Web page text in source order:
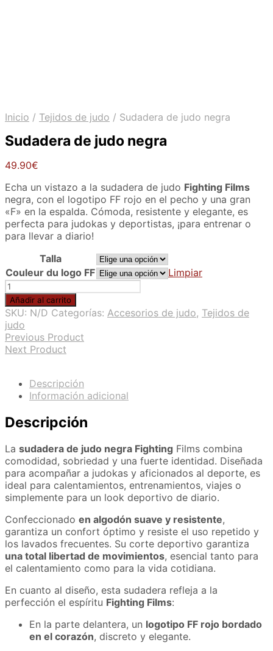
Inicio / Tejidos de judo / Sudadera de judo negra
Sudadera de judo negra
49.90€
Echa un vistazo a la sudadera de judo Fighting Films
negra, con el logotipo FF rojo en el pecho y una gran
«F» en la espalda. Cómoda, resistente y elegante, es
perfecta para judokas y deportistas, ¡para entrenar o
para llevar a diario!
Talla
Couleur du logo FF
Limpiar
Sudadera
de
judo
negra
cantidad
Añadir al carrito
SKU: N/D Categorías: Accesorios de judo, Tejidos de
judo
Previous Product
Next Product
Descripción
Información adicional
Descripción
La sudadera de judo negra Fighting Films combina
comodidad, sobriedad y una fuerte identidad. Diseñada
para acompañar a judokas y aficionados al deporte, es
ideal para calentamientos, entrenamientos, viajes o
simplemente para un look deportivo de diario.
Confeccionado en algodón suave y resistente,
garantiza un confort óptimo y resiste el uso repetido y
los lavados frecuentes. Su corte deportivo garantiza
una total libertad de movimientos, esencial tanto para
el calentamiento como para la vida cotidiana.
En cuanto al diseño, esta sudadera refleja a la
perfección el espíritu Fighting Films:
En la parte delantera, un logotipo FF rojo bordado
en el corazón, discreto y elegante.